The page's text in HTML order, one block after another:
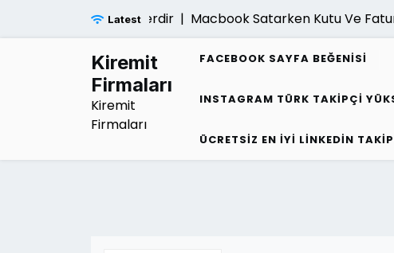
Latest
Belirtileri Nelerdir | Macbook Satarken Kutu Ve
Kiremit
Firmaları
Kiremit
Firmaları
FACEBOOK SAYFA BEĞENISI
INSTAGRAM TÜRK TAKIPÇI
ÜCRETSIZ EN İYI LINKEDIN